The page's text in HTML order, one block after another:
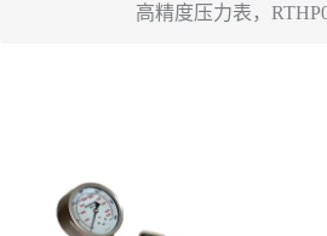
高精度压力表，